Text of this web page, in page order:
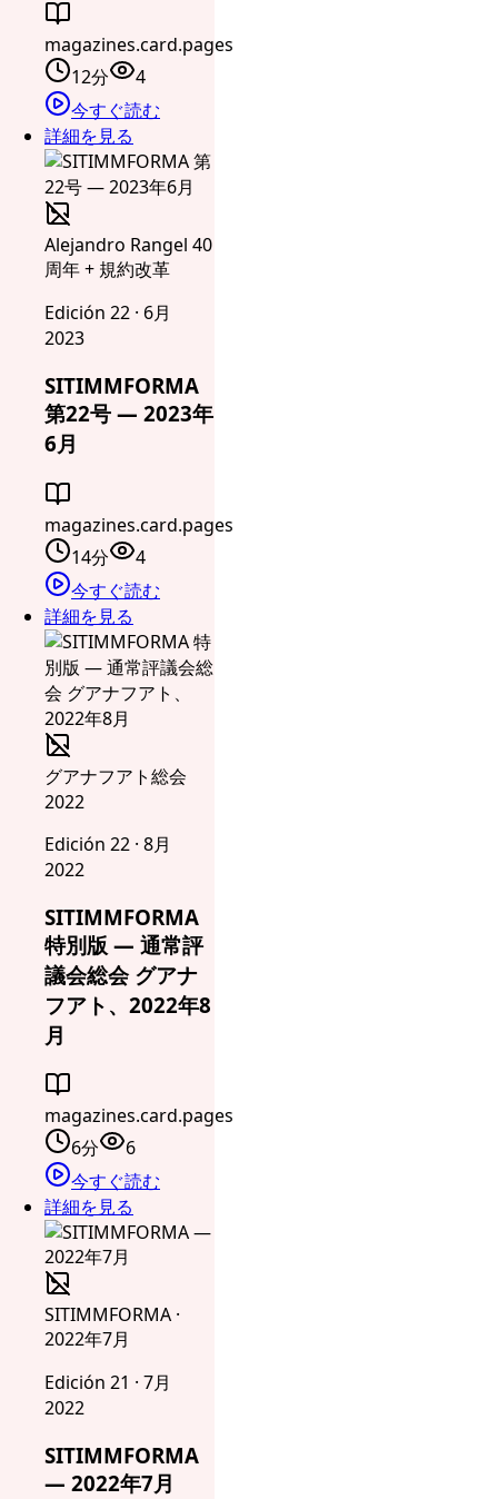
magazines.card.pages
12分
4
今すぐ読む
詳細を見る
Alejandro Rangel 40
周年 + 規約改革
Edición 22 · 6月
2023
SITIMMFORMA
第22号 — 2023年
6月
magazines.card.pages
14分
4
今すぐ読む
詳細を見る
グアナフアト総会
2022
Edición 22 · 8月
2022
SITIMMFORMA
特別版 — 通常評
議会総会 グアナ
フアト、2022年8
月
magazines.card.pages
6分
6
今すぐ読む
詳細を見る
SITIMMFORMA ·
2022年7月
Edición 21 · 7月
2022
SITIMMFORMA
— 2022年7月